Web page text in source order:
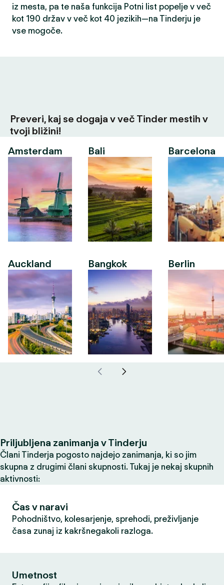
iz mesta, pa te naša funkcija Potni list popelje v več
kot 190 držav v več kot 40 jezikih—na Tinderju je
vse mogoče.
Preveri, kaj se dogaja v več Tinder mestih v
tvoji bližini!
Amsterdam
Auckland
Bali
Bangkok
Barcelona
Berlin
Priljubljena zanimanja v Tinderju
Člani Tinderja pogosto najdejo zanimanja, ki so jim
skupna z drugimi člani skupnosti. Tukaj je nekaj skupnih
aktivnosti:
Čas v naravi
Pohodništvo, kolesarjenje, sprehodi, preživljanje
časa zunaj iz kakršnegakoli razloga.
Umetnost